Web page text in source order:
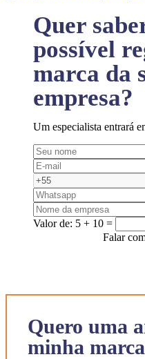
Quero uma
minha
Quer
possível
marca da
empresa?
Um especialista entrará
Valor de: 5 + 10 =
Falar